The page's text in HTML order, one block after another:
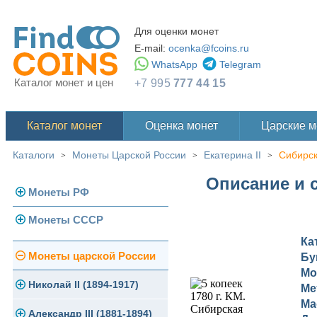
Каталог монет и цен
Для оценки монет
E-mail: ocenka@fcoins.ru
WhatsApp
Telegram
+7 995777 44 15
Каталог монет Оценка монет Царские
Каталоги > Монеты Царской России > Екатерина II >
Монеты РФ
Современная Россия
Монеты 1991-1993 гг.
Памятные и юбилейные
Монеты СССР
Погодовка СССР
Монеты 1958 года
Золотые червонцы
Монеты царской России
Николай II (1894-1917)
Золото
Александр III (1881-1894)
Описание и